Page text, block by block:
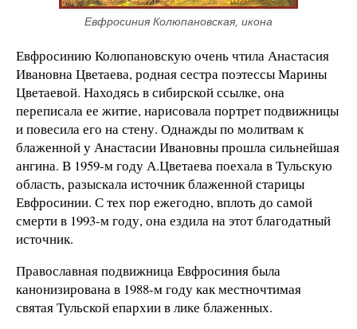
Евфросиния Колюпановская, икона
Евфросинию Колюпановскую очень чтила Анастасия
Ивановна Цветаева, родная сестра поэтессы Марины
Цветаевой. Находясь в сибирской ссылке, она
переписала ее житие, нарисовала портрет подвижницы
и повесила его на стену. Однажды по молитвам к
блаженной у Анастасии Ивановны прошла сильнейшая
ангина. В 1959-м году А.Цветаева поехала в Тульскую
область, разыскала источник блаженной старицы
Евфросинии. С тех пор ежегодно, вплоть до самой
смерти в 1993-м году, она ездила на этот благодатный
источник.
Православная подвижница Евфросиния была
канонизирована в 1988-м году как местночтимая
святая Тульской епархии в лике блаженных.